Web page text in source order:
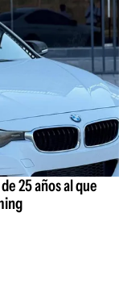
25 años al que